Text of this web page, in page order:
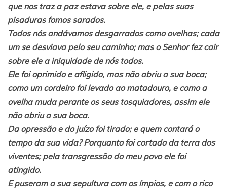
que nos traz a paz estava sobre ele, e pelas suas
pisaduras fomos sarados.
Todos nós andávamos desgarrados como ovelhas; cada
um se desviava pelo seu caminho; mas o Senhor fez cair
sobre ele a iniquidade de nós todos.
Ele foi oprimido e afligido, mas não abriu a sua boca;
como um cordeiro foi levado ao matadouro, e como a
ovelha muda perante os seus tosquiadores, assim ele
não abriu a sua boca.
Da opressão e do juízo foi tirado; e quem contará o
tempo da sua vida? Porquanto foi cortado da terra dos
viventes; pela transgressão do meu povo ele foi
atingido.
E puseram a sua sepultura com os ímpios, e com o rico